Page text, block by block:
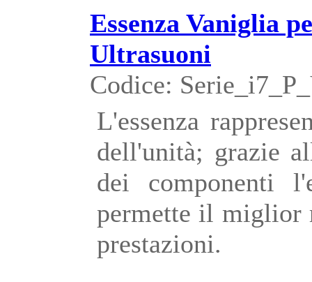
Essenza Vaniglia
Ultrasuoni
Codice:
L'essenza
dell'unità; grazie
dei componenti
permette il miglior
prestazioni.